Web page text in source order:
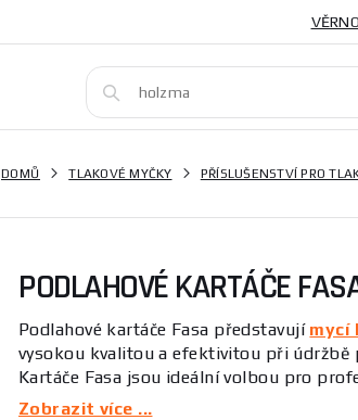
DOMŮ TLAKOVÉ MYČKY PŘÍSLUŠENSTVÍ PRO
PODLAHOVÉ KARTÁČE
Podlahové kartáče Fasa představují mycí
vysokou kvalitou a efektivitou při údržbě
Kartáče Fasa jsou ideální volbou pro
Zobrazit více ...